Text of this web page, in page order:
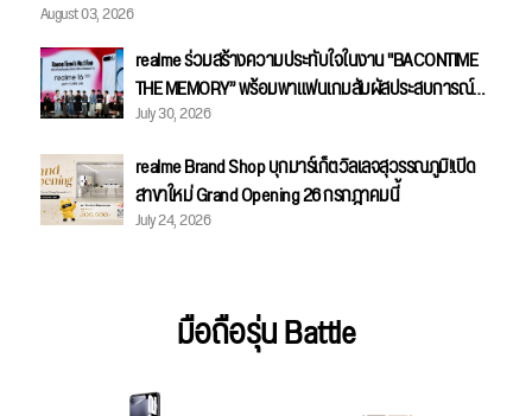
August 03, 2026
realme ร่วมสร้างความประทับใจในงาน "BACONTIME
THE MEMORY” พร้อมพาแฟนเกมสัมผัสประสบการณ์
Gaming Master อย่างใกล้ชิด
July 30, 2026
realme Brand Shop บุกมาร์เก็ตวิลเลจสุวรรณภูมิ!เปิด
สาขาใหม่ Grand Opening 26 กรกฎาคมนี้
July 24, 2026
มือถือรุ่น Battle